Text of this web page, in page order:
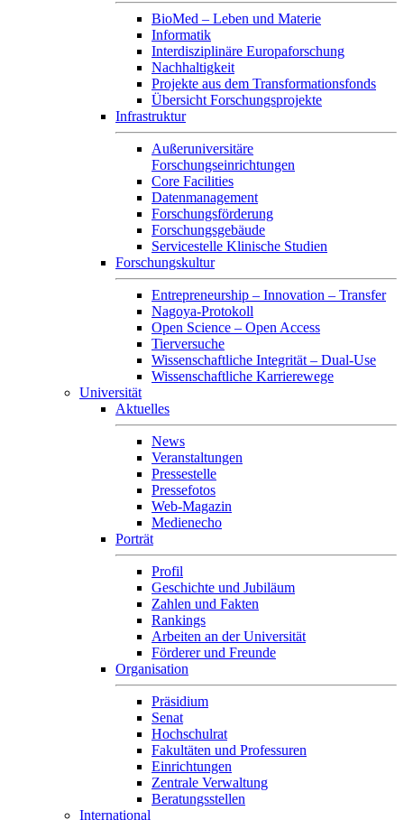
BioMed – Leben und Materie
Informatik
Interdisziplinäre Europaforschung
Nachhaltigkeit
Projekte aus dem Transformationsfonds
Übersicht Forschungsprojekte
Infrastruktur
Außeruniversitäre
Forschungseinrichtungen
Core Facilities
Datenmanagement
Forschungsförderung
Forschungsgebäude
Servicestelle Klinische Studien
Forschungskultur
Entrepreneurship – Innovation – Transfer
Nagoya-Protokoll
Open Science – Open Access
Tierversuche
Wissenschaftliche Integrität – Dual-Use
Wissenschaftliche Karrierewege
Universität
Aktuelles
News
Veranstaltungen
Pressestelle
Pressefotos
Web-Magazin
Medienecho
Porträt
Profil
Geschichte und Jubiläum
Zahlen und Fakten
Rankings
Arbeiten an der Universität
Förderer und Freunde
Organisation
Präsidium
Senat
Hochschulrat
Fakultäten und Professuren
Einrichtungen
Zentrale Verwaltung
Beratungsstellen
International